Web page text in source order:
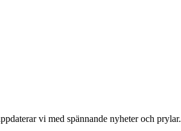
vi med spännande nyheter och prylar.